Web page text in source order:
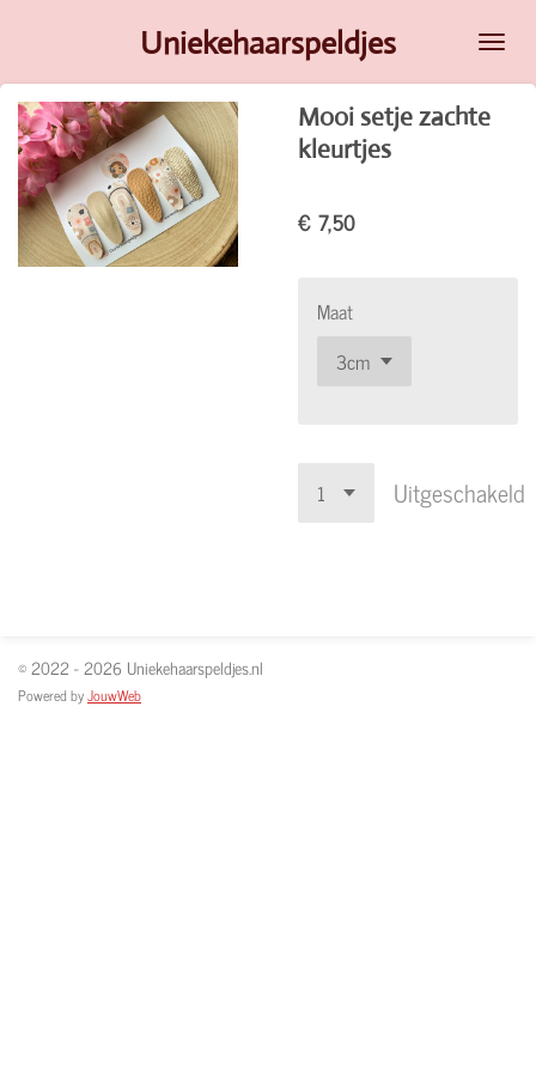
naar
de
hoofdinhoud
Uniekehaarspeldjes
Mooi setje zachte
kleurtjes
€ 7,50
Maat
Uitgeschakeld
© 2022 - 2026 Uniekehaarspeldjes.nl
Powered byJouwWeb